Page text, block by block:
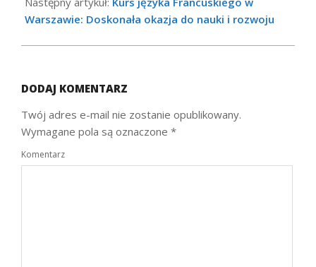
Warszawie: Doskonała okazja do nauki i rozwoju
DODAJ KOMENTARZ
Twój adres e-mail nie zostanie opublikowany.
Wymagane pola są oznaczone *
Komentarz